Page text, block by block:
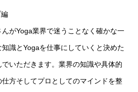
がYoga業界で迷うことなく確かな一
識とYogaを仕事にしていくと決めた
いただきます。業界の知識や具体的
方そしてプロとしてのマインドを整